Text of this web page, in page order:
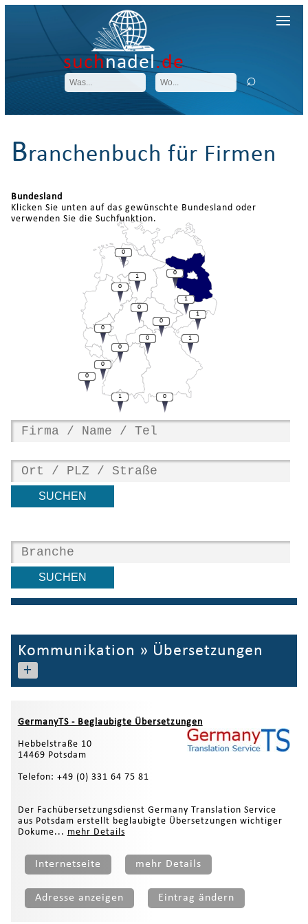
suchnadel.de
Branchenbuch für Firmen
Bundesland
Klicken Sie unten auf das gewünschte Bundesland oder
verwenden Sie die Suchfunktion.
1
1
0
1
0
0
1
0
0
0
0
0
0
1
0
0
Kommunikation » Übersetzungen
+
GermanyTS - Beglaubigte Übersetzungen
Hebbelstraße 10
14469 Potsdam
Telefon: +49 (0) 331 64 75 81
Der Fachübersetzungsdienst Germany Translation Service
aus Potsdam erstellt beglaubigte Übersetzungen wichtiger
Dokume... mehr Details
Internetseite mehr Details
Adresse anzeigen Eintrag ändern